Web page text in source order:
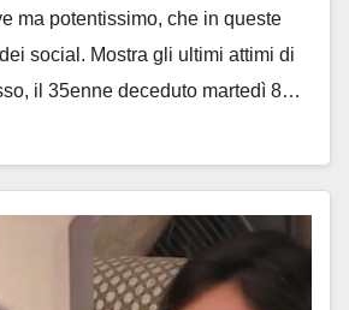
ma potentissimo, che in queste
social. Mostra gli ultimi attimi di
il 35enne deceduto martedì 8…